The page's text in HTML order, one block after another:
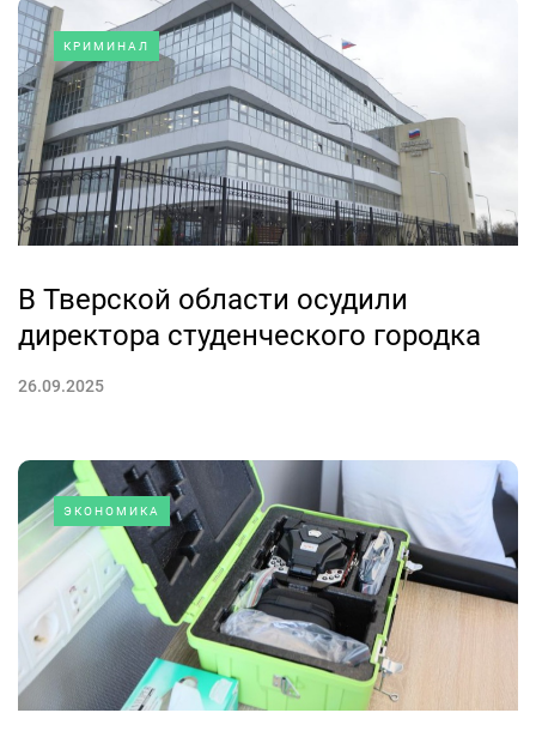
КРИМИНАЛ
В Тверской области осудили
директора студенческого городка
26.09.2025
ЭКОНОМИКА